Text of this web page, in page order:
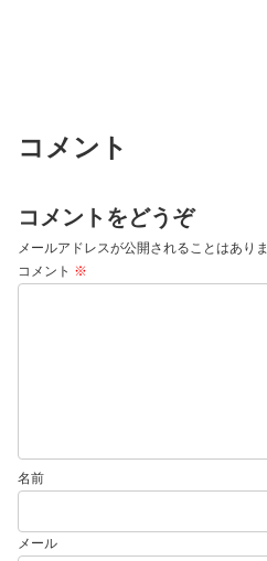
コメント
コメントをどうぞ
メールアドレスが公開されることはありま
コメント ※
名前
メール